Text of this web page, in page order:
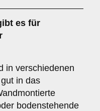
es für
in verschiedenen
in das
bodenstehende